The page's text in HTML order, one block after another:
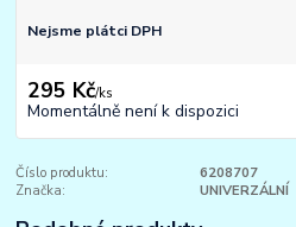
Nejsme plátci DPH
295 Kč/ks
Momentálně není k dispozici
Číslo produktu:
6208707
Značka:
UNIVERZÁLNÍ